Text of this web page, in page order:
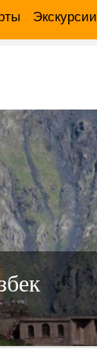
Экскурсии